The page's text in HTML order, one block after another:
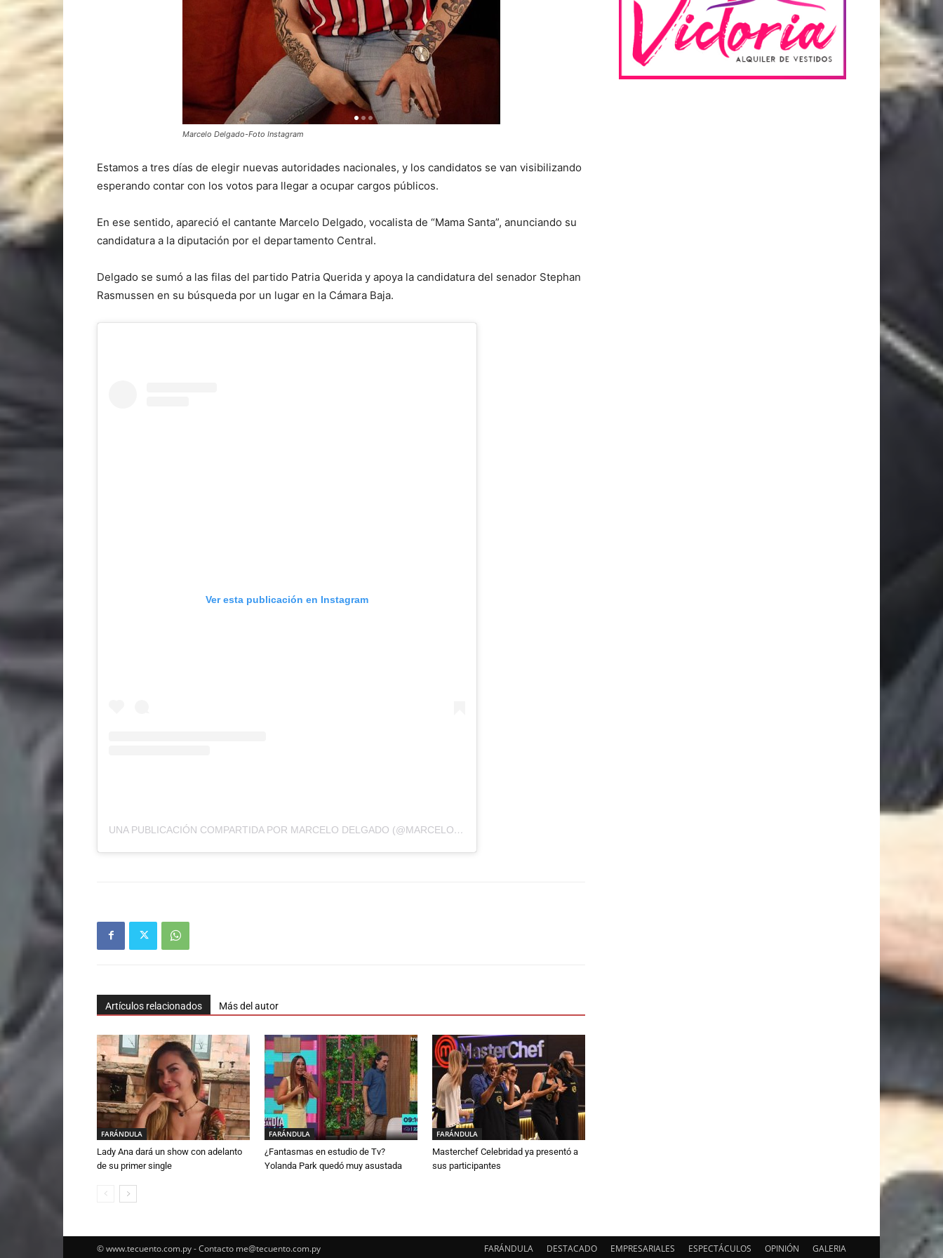
Marcelo Delgado-Foto Instagram
Estamos a tres días de elegir nuevas autoridades nacionales, y los candidatos se van visibilizando
esperando contar con los votos para llegar a ocupar cargos públicos.
En ese sentido, apareció el cantante Marcelo Delgado, vocalista de “Mama Santa”, anunciando su
candidatura a la diputación por el departamento Central.
Delgado se sumó a las filas del partido Patria Querida y apoya la candidatura del senador Stephan
Rasmussen en su búsqueda por un lugar en la Cámara Baja.
Ver esta publicación en Instagram
UNA PUBLICACIÓN COMPARTIDA POR MARCELO DELGADO (@MARCELODELGADO_)
Artículos relacionados Más del autor
FARÁNDULA
Lady Ana dará un show con adelanto
de su primer single
FARÁNDULA
¿Fantasmas en estudio de Tv?
Yolanda Park quedó muy asustada
FARÁNDULA
Masterchef Celebridad ya presentó a
sus participantes
FARÁNDULA DESTACADO EMPRESARIALES ESPECTÁCULOS OPINIÓN GALERIA
© www.tecuento.com.py - Contacto me@tecuento.com.py